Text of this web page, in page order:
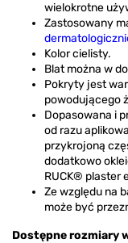
wielokrotne
Zastosowany
Kolor cielisty.
Blat można w
Pokryty jest
powodującego
Dopasowana i
od razu
przykrojoną
dodatkowo
RUCK® plaster
Ze względu na
może być
Dostępne rozmiary